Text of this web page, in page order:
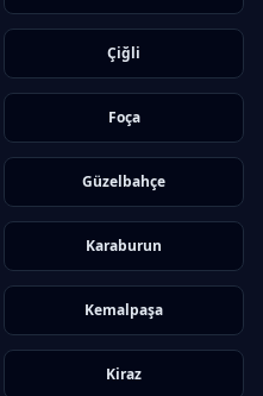
Çiğli
Foça
Güzelbahçe
Karaburun
Kemalpaşa
Kiraz